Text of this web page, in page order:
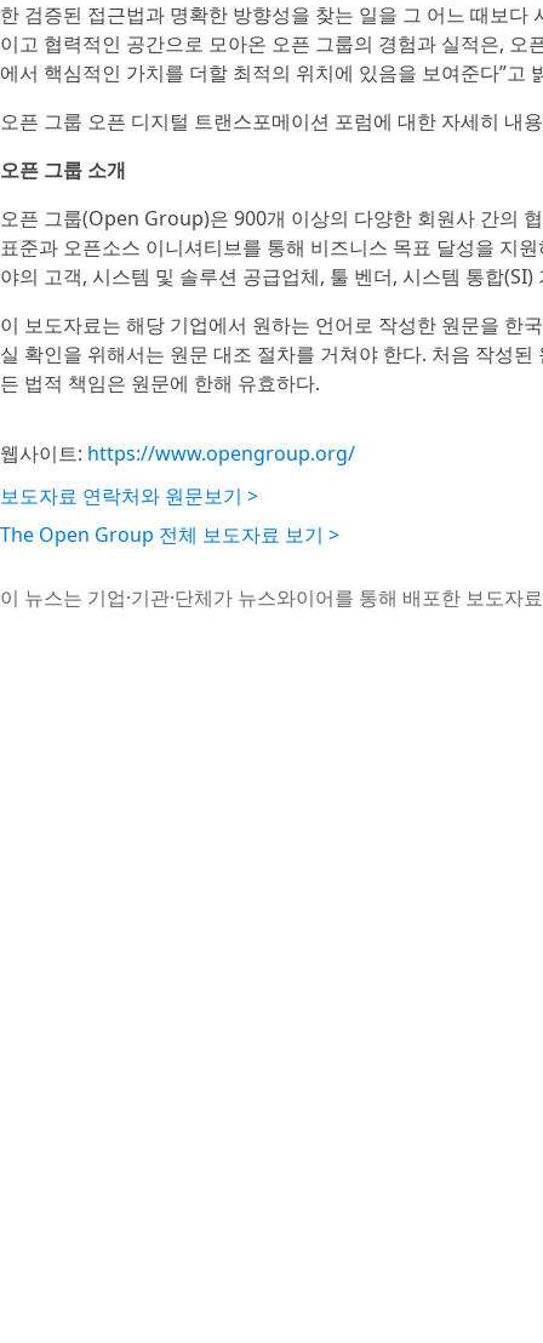
한 검증된 접근법과 명확한 방향성을 찾는 일을 그 어느 때보다
이고 협력적인 공간으로 모아온 오픈 그룹의 경험과 실적은,
에서 핵심적인 가치를 더할 최적의 위치에 있음을 보여준다”고
오픈 그룹 오픈 디지털 트랜스포메이션 포럼에 대한 자세히 내
오픈 그룹 소개
오픈 그룹(Open Group)은 900개 이상의 다양한 회원사 간의
표준과 오픈소스 이니셔티브를 통해 비즈니스 목표 달성을 지
야의 고객, 시스템 및 솔루션 공급업체, 툴 벤더, 시스템 통합
이 보도자료는 해당 기업에서 원하는 언어로 작성한 원문을 한
실 확인을 위해서는 원문 대조 절차를 거쳐야 한다. 처음 작성
든 법적 책임은 원문에 한해 유효하다.
웹사이트: https://www.opengroup.org/
보도자료 연락처와 원문보기 >
The Open Group 전체 보도자료 보기 >
이 뉴스는 기업·기관·단체가 뉴스와이어를 통해 배포한 보도자